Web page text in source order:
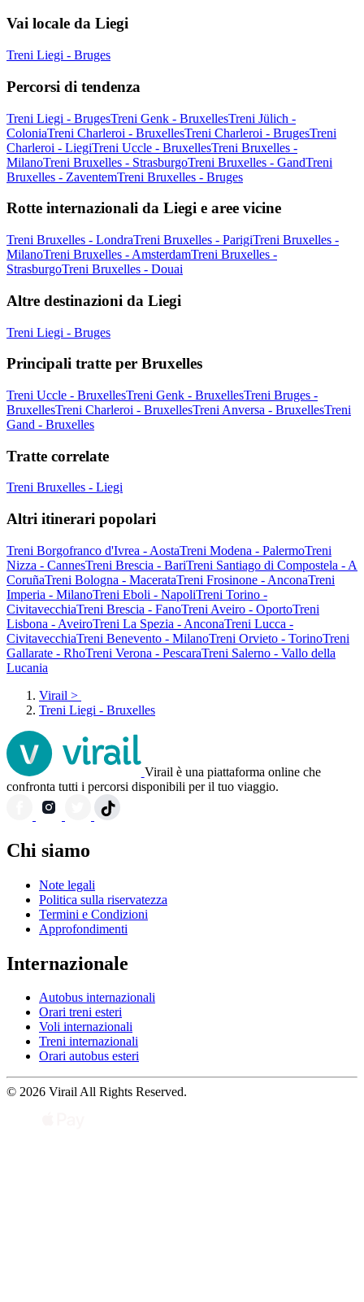
Vai locale da Liegi
Treni Liegi - Bruges
Percorsi di tendenza
Treni Liegi - BrugesTreni Genk - BruxellesTreni Jülich -
ColoniaTreni Charleroi - BruxellesTreni Charleroi - BrugesTreni
Charleroi - LiegiTreni Uccle - BruxellesTreni Bruxelles -
MilanoTreni Bruxelles - StrasburgoTreni Bruxelles - GandTreni
Bruxelles - ZaventemTreni Bruxelles - Bruges
Rotte internazionali da Liegi e aree vicine
Treni Bruxelles - LondraTreni Bruxelles - ParigiTreni Bruxelles -
MilanoTreni Bruxelles - AmsterdamTreni Bruxelles -
StrasburgoTreni Bruxelles - Douai
Altre destinazioni da Liegi
Treni Liegi - Bruges
Principali tratte per Bruxelles
Treni Uccle - BruxellesTreni Genk - BruxellesTreni Bruges -
BruxellesTreni Charleroi - BruxellesTreni Anversa - BruxellesTreni
Gand - Bruxelles
Tratte correlate
Treni Bruxelles - Liegi
Altri itinerari popolari
Treni Borgofranco d'Ivrea - AostaTreni Modena - PalermoTreni
Nizza - CannesTreni Brescia - BariTreni Santiago di Compostela - A
CoruñaTreni Bologna - MacerataTreni Frosinone - AnconaTreni
Imperia - MilanoTreni Eboli - NapoliTreni Torino -
CivitavecchiaTreni Brescia - FanoTreni Aveiro - OportoTreni
Lisbona - AveiroTreni La Spezia - AnconaTreni Lucca -
CivitavecchiaTreni Benevento - MilanoTreni Orvieto - TorinoTreni
Gallarate - RhoTreni Verona - PescaraTreni Salerno - Vallo della
Lucania
Virail >
Treni Liegi - Bruxelles
Virail è una piattaforma online che
confronta tutti i percorsi disponibili per il tuo viaggio.
Chi siamo
Note legali
Politica sulla riservatezza
Termini e Condizioni
Approfondimenti
Internazionale
Autobus internazionali
Orari treni esteri
Voli internazionali
Treni internazionali
Orari autobus esteri
© 2026 Virail All Rights Reserved.